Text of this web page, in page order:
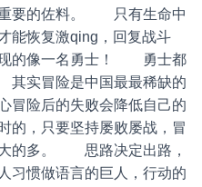
重要的佐料。 只有生命中
能恢复激qing，回复战斗
现的像一名勇士！ 勇士都
实冒险是中国最最稀缺的
险后的失败会降低自己的
，只要坚持屡败屡战，冒
大的多。 思路决定出路，
惯做语言的巨人，行动的